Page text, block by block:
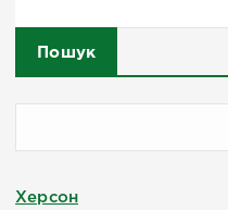
Пошук
Херсон